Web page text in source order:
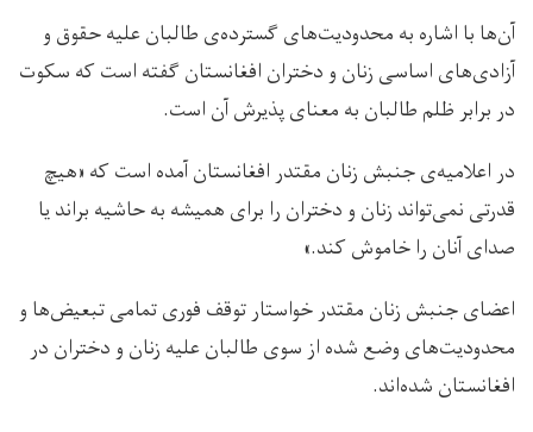
آن‌ها با اشاره به محدودیت‌های گسترده‌ی طالبان علیه حقوق و
آزادی‌های اساسی زنان و دختران افغانستان گفته است که سکوت
در برابر ظلم طالبان به معنای پذیرش آن است.
در اعلامیه‌ی جنبش زنان مقتدر افغانستان آمده است که «هیچ
قدرتی نمی‌تواند زنان و دختران را برای همیشه به حاشیه براند یا
صدای آنان را خاموش کند.»
اعضای جنبش زنان مقتدر خواستار توقف فوری تمامی تبعیض‌ها و
محدودیت‌های وضع شده از سوی طالبان علیه زنان و دختران در
افغانستان شده‌اند.